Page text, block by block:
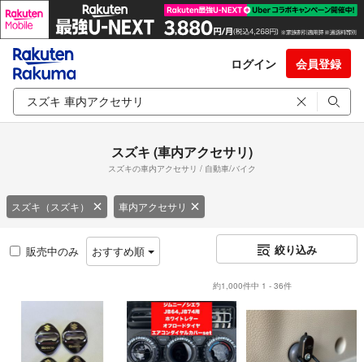
ログイン 会員登録
スズキ (車内アクセサリ)
スズキの車内アクセサリ / 自動車/バイク
スズキ（スズキ） 車内アクセサリ
販売中のみ おすすめ順 絞り込み
約1,000件中 1 - 36件